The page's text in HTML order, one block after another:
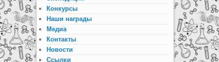
Конкурсы
Наши награды
Медиа
Контакты
Новости
Ссылки